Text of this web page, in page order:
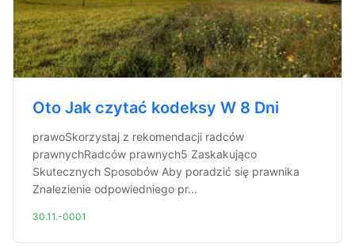
Oto Jak czytać kodeksy W 8 Dni
prawoSkorzystaj z rekomendacji radców
prawnychRadców prawnych5 Zaskakująco
Skutecznych Sposobów Aby poradzić się prawnika
Znalezienie odpowiedniego pr...
30.11.-0001